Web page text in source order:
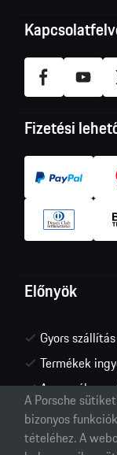
A Porsche
bizonyos
tételéhez. A
Fizetési
Előnyök
Gyors szállítás
Termékek
A személyes